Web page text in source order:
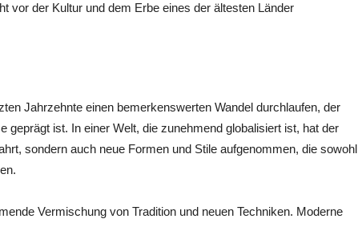
vor der Kultur und dem Erbe eines der ältesten Länder
Jahrzehnte einen bemerkenswerten Wandel durchlaufen, der
geprägt ist. In einer Welt, die zunehmend globalisiert ist, hat der
sondern auch neue Formen und Stile aufgenommen, die sowohl
Vermischung von Tradition und neuen Techniken. Moderne